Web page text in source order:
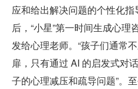
应和给出解决问题的个性化
后，“小星”第一时间生成心
发给心理老师。“孩子们通常
扉，只有通过 AI 的启发式对
子的心理减压和疏导问题”。